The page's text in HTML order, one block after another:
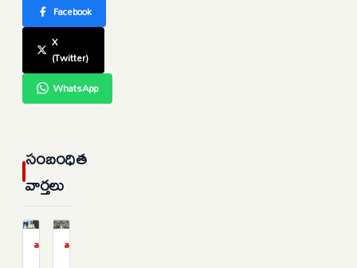
Facebook
X
(Twitter)
WhatsApp
సంబంధిత
వార్తలు
తెలంగాణ తెలంగాణ